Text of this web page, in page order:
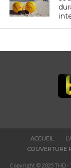
ACCUEIL
COUVERTURE
Copyright © 2025 THD -